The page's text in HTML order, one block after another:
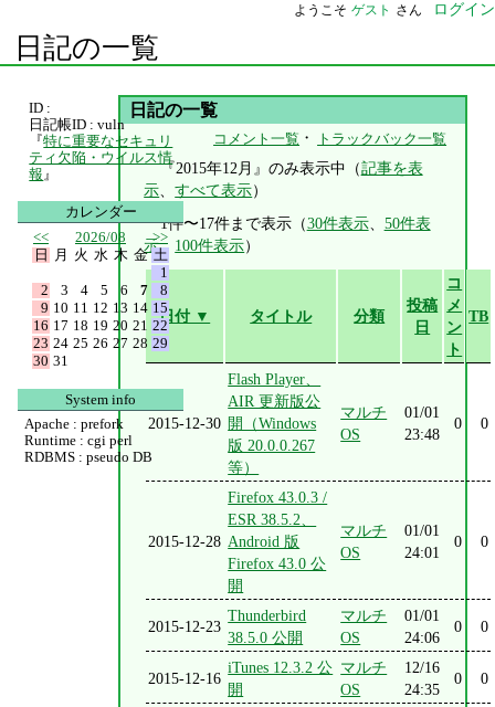
ようこそ ゲスト さん ログイン
日記の一覧
日記の一覧
コメント一覧 ・ トラックバック一覧
『2015年12月』のみ表示中（記事を表
示、すべて表示）
1件〜17件まで表示（30件表示、 50件表
示、 100件表示）
日付 ▼ タイトル 分類
投稿
日
コ
メ
ン
ト
TB
2015-12-30
Flash Player、
AIR 更新版公
開（Windows
版 20.0.0.267
等）
マルチ
OS
01/01
23:48
0 0
2015-12-28
Firefox 43.0.3 /
ESR 38.5.2、
Android 版
Firefox 43.0 公
開
マルチ
OS
01/01
24:01
0 0
2015-12-23
Thunderbird
38.5.0 公開
マルチ
OS
01/01
24:06
0 0
2015-12-16
iTunes 12.3.2 公
開
マルチ
OS
12/16
24:35
0 0
ID :
日記帳ID : vuln
『特に重要なセキュリ
ティ欠陥・ウイルス情
報 』
カレンダー
<<
2026/08
>>
日
月 火 水 木 金 土
1
2
3 4 5 6 7
8
9 10 11 12 13 14 15
16 17 18 19 20 21 22
23 24 25 26 27 28 29
30 31
System info
Apache : prefork
Runtime : cgi perl
RDBMS : pseudo DB